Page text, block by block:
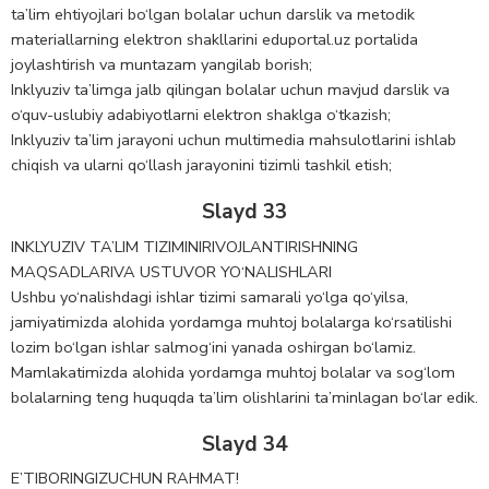
ta’lim ehtiyojlari bo‘lgan bolalar uchun darslik va metodik
materiallarning elektron shakllarini eduportal.uz portalida
joylashtirish va muntazam yangilab borish;
Inklyuziv ta’limga jalb qilingan bolalar uchun mavjud darslik va
o‘quv-uslubiy adabiyotlarni elektron shaklga o‘tkazish;
Inklyuziv ta’lim jarayoni uchun multimedia mahsulotlarini ishlab
chiqish va ularni qo‘llash jarayonini tizimli tashkil etish;
Slayd 33
INKLYUZIV TA’LIM TIZIMINIRIVOJLANTIRISHNING
MAQSADLARIVA USTUVOR YO‘NALISHLARI
Ushbu yo‘nalishdagi ishlar tizimi samarali yo‘lga qo‘yilsa,
jamiyatimizda alohida yordamga muhtoj bolalarga ko‘rsatilishi
lozim bo‘lgan ishlar salmog‘ini yanada oshirgan bo‘lamiz.
Mamlakatimizda alohida yordamga muhtoj bolalar va sog‘lom
bolalarning teng huquqda ta’lim olishlarini ta’minlagan bo‘lar edik.
Slayd 34
E’TIBORINGIZUCHUN RAHMAT!